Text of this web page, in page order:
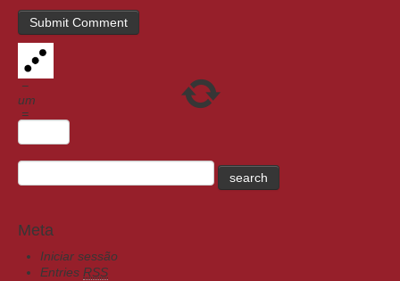
−
um
=
Meta
Iniciar sessão
Entries RSS